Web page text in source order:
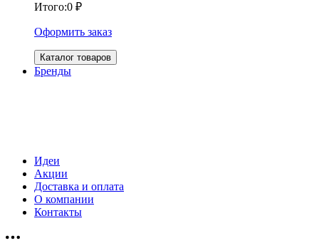
Итого:0 ₽
Оформить заказ
Каталог товаров
Бренды
Идеи
Акции
Доставка и оплата
О компании
Контакты